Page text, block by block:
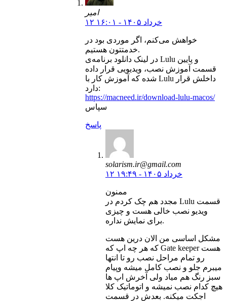
امیر
۱۲ خرداد ۱۴۰۵ - ۱۶:۰۱
خواهش می‌کنم، اگر موردی بود در
خدمتتون هستیم.
در لینک دانلود برنامه‌ی Lulu و پایین
قسمت آموزش نصب، ویدیویی قرار داده
شده که آموزش کار با Lulu داخلش قرار
دارد:
https://macneed.ir/download-lulu-macos/
سپاس
پاسخ
solarism.ir@gmail.com
۱۲ خرداد ۱۴۰۵ - ۱۹:۴۹
ممنون
مجدد هم چک کردم در Lulu قسمت
ویدیو نصب خالی هست و چیزی
برای نمایش نداره.
مشکل اساسی من الان درین هست
که هر چه اپ که Gate keeper هست
رو تمام مراحل نصب رو تا انتها
میبرم جلو و نصب کامل میشه وپیام
سبز رنگ هم میاد ولی آخرش اپ ها
هیچ کدام نصب نمیشه و اتوماتیک کلا
اجکت میکنه. بعدش در قسمت